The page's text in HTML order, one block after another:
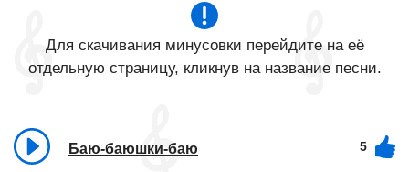
Для скачивания минусовки перейдите на её
отдельную страницу, кликнув на название песни.
Баю-баюшки-баю 5